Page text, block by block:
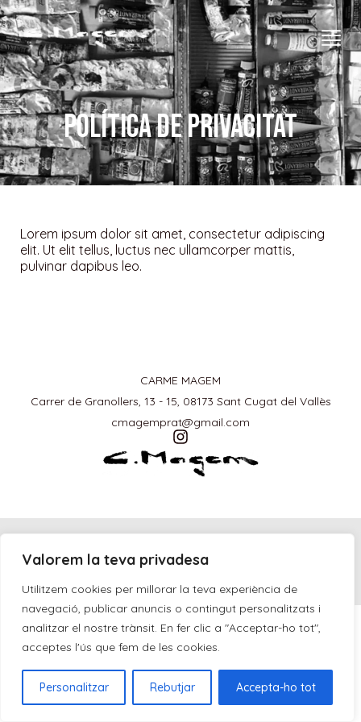
Valorem la teva privadesa
Utilitzem cookies per millorar la teva experiència de
navegació, publicar anuncis o contingut personalitzats i
analitzar el nostre trànsit. En fer clic a "Acceptar-ho tot",
acceptes l'ús que fem de les cookies.
Personalitzar Rebutjar Accepta-ho tot
Política de privacitat
Lorem ipsum dolor sit amet, consectetur adipiscing
elit. Ut elit tellus, luctus nec ullamcorper mattis,
pulvinar dapibus leo.
CARME MAGEM
Carrer de Granollers, 13 - 15, 08173 Sant Cugat del Vallès
cmagemprat@gmail.com
Carme Magem 2026 - Tots els drets reservats